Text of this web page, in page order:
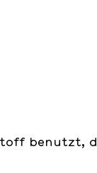
benutzt,